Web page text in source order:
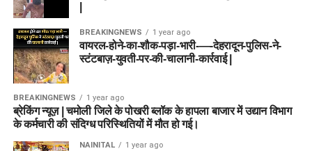
BREAKINGNEWS 1 year ago
वायरल-होने-का-शौक-पड़ा-भारी-—-देहरादून-पुलिस-ने-
स्टंटबाज़-युवती-पर-की-चालानी-कार्रवाई |
BREAKINGNEWS 1 year ago
ब्रेकिंग न्यूज़ | चमोली जिले के पोखरी ब्लॉक के हापला बाजार में उद्यान विभाग
के कर्मचारी की संदिग्ध परिस्थितियों में मौत हो गई।
NAINITAL 1 year ago